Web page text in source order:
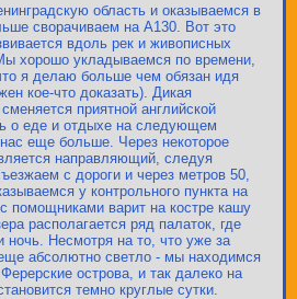
область и оказываемся в
сворачиваем на А130. Вот это
вдоль рек и живописных
хорошо укладываемся по времени,
я делаю больше чем обязан идя
кое-что доказать). Дикая
приятной английской
о еде и отдыхе на следующем
нас еще больше. Через некоторое
направляющий, следуя
с дороги и через метров 50,
у контрольного пункта на
помощниками варит на костре кашу
располагается ряд палаток, где
ночь. Несмотря на то, что уже за
абсолютно светло - мы находимся
острова, и так далеко на
темно круглые сутки.